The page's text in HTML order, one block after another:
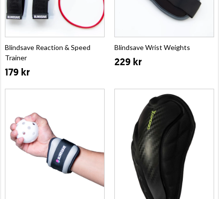
Blindsave Reaction & Speed
Trainer
179 kr
Blindsave Wrist Weights
229 kr